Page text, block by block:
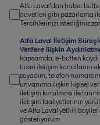
Alfa Laval'dan haber
davetleri gibi pazarlama
Tercihlerinizi istediğiniz
Alfa Laval İletişim
Verilere İlişkin
kapsamda, e-bülten
ticari iletişim kanallarını
soyadım, telefon
unvanıma ilişkin kişisel
iletişim kurulması ile
iletişim faaliyetlerinin
ve Alfa Laval yetkili
gösteriyorum